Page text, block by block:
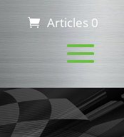
Articles 0